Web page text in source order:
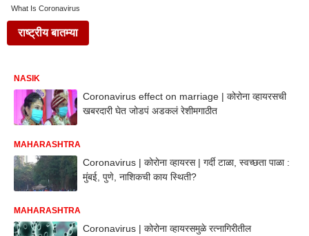
What Is Coronavirus
राष्ट्रीय बातम्या
NASIK
Coronavirus effect on marriage | कोरोना व्हायरसची
खबरदारी घेत जोडपं अडकलं रेशीमगाठीत
MAHARASHTRA
Coronavirus | कोरोना व्हायरस | गर्दी टाळा, स्वच्छता पाळा :
मुंबई, पुणे, नाशिकची काय स्थिती?
MAHARASHTRA
Coronavirus | कोरोना व्हायरसमुळे रत्नागिरीतील